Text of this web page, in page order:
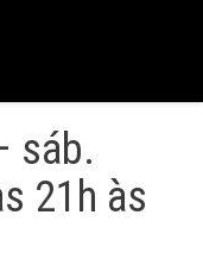
sáb.
21h às